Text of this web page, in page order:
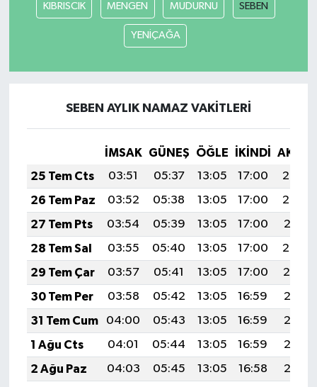
KIBRISCIK MENGEN MUDURNU SEBEN
YENİÇAĞA
SEBEN AYLIK NAMAZ VAKITLERI
İMSAK GÜNEŞ ÖĞLE İKINDI
25 Tem Cts
03:51 05:37 13:05 17:00
20:23
26 Tem Paz
03:52 05:38 13:05 17:00
20:22
27 Tem Pts
03:54 05:39 13:05 17:00
20:21
28 Tem Sal
03:55 05:40 13:05 17:00
20:20
29 Tem Çar
03:57 05:41 13:05 17:00
20:19
30 Tem Per
03:58 05:42 13:05 16:59
20:18
31 Tem Cum
04:00 05:43 13:05 16:59
20:17
1 Ağu Cts
04:01 05:44 13:05 16:59
20:16
2 Ağu Paz
04:03 05:45 13:05 16:58
20:15